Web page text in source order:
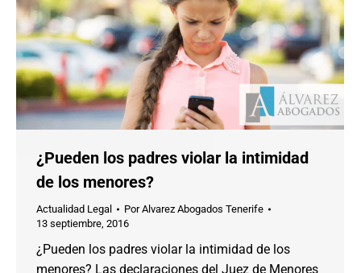
¿Pueden los padres violar la intimidad
de los menores?
Actualidad Legal PorAlvarez Abogados Tenerife
13 septiembre, 2016
¿Pueden los padres violar la intimidad de los
menores? Las declaraciones del Juez de Menores